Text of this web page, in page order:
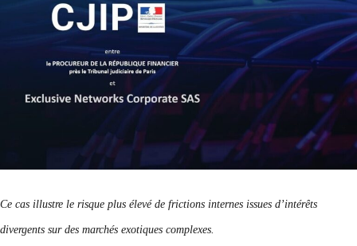
Ce cas illustre le risque plus élevé de frictions internes issues d’intérêts
divergents sur des marchés exotiques complexes.